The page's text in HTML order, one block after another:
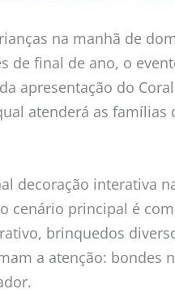
na manhã de
de final de ano, o
apresentação do
atenderá as famílias
decoração interativa
cenário principal é
brinquedos
a atenção: bondes